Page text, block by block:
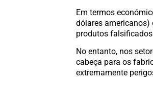
Em termos
dólares americanos)
produtos
No entanto, nos
cabeça para os
extremamente